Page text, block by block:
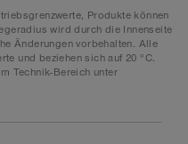
Produkte können
wird durch die Innenseite
Änderungen vorbehalten. Alle
und beziehen sich auf 20 °C.
Technik-Bereich unter